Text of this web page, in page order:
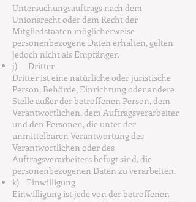
Untersuchungsauftrags nach dem
Unionsrecht oder dem Recht der
Mitgliedstaaten möglicherweise
personenbezogene Daten erhalten, gelten
jedoch nicht als Empfänger.
j) Dritter
Dritter ist eine natürliche oder juristische
Person, Behörde, Einrichtung oder andere
Stelle außer der betroffenen Person, dem
Verantwortlichen, dem Auftragsverarbeiter
und den Personen, die unter der
unmittelbaren Verantwortung des
Verantwortlichen oder des
Auftragsverarbeiters befugt sind, die
personenbezogenen Daten zu verarbeiten.
k) Einwilligung
Einwilligung ist jede von der betroffenen